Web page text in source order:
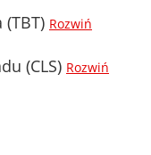
Rozwiń
(CLS) Rozwiń